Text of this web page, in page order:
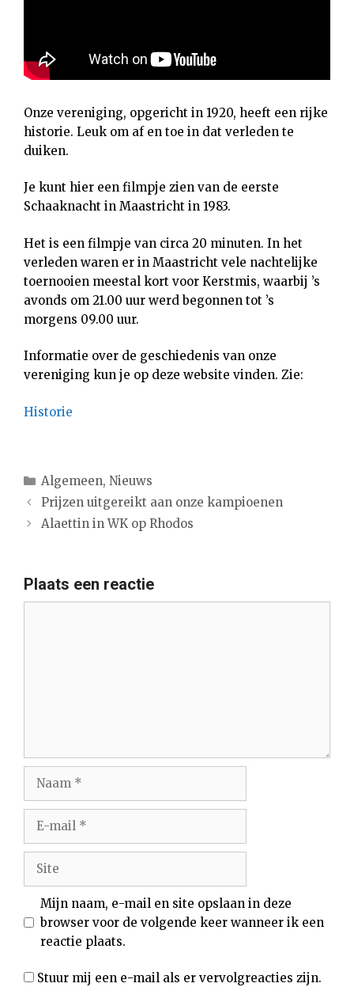
Onze vereniging, opgericht in 1920, heeft een rijke
historie. Leuk om af en toe in dat verleden te
duiken.
Je kunt hier een filmpje zien van de eerste
Schaaknacht in Maastricht in 1983.
Het is een filmpje van circa 20 minuten. In het
verleden waren er in Maastricht vele nachtelijke
toernooien meestal kort voor Kerstmis, waarbij ’s
avonds om 21.00 uur werd begonnen tot ’s
morgens 09.00 uur.
Informatie over de geschiedenis van onze
vereniging kun je op deze website vinden. Zie:
Historie
Categorieën
Algemeen, Nieuws
Prijzen uitgereikt aan onze kampioenen
Alaettin in WK op Rhodos
Plaats een reactie
Site
Mijn naam, e-mail en site opslaan in deze
browser voor de volgende keer wanneer ik een
reactie plaats.
Stuur mij een e-mail als er vervolgreacties zijn.